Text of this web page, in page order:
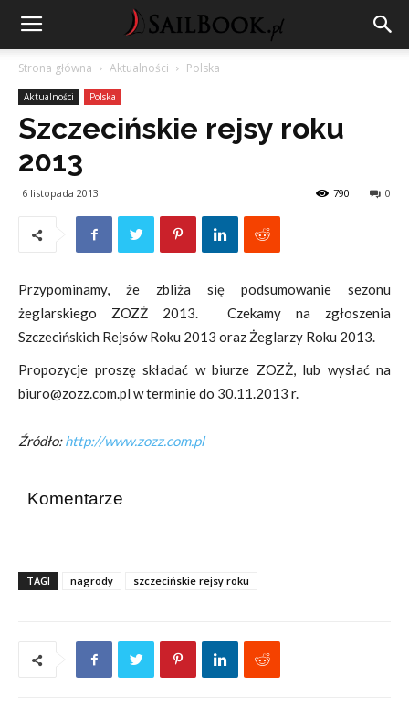
Strona główna Aktualności Polska
Aktualności Polska
Szczecińskie rejsy roku
2013
6 listopada 2013 0
790
Przypominamy, że zbliża się podsumowanie sezonu
żeglarskiego ZOZŻ 2013. Czekamy na zgłoszenia
Szczecińskich Rejsów Roku 2013 oraz Żeglarzy Roku 2013.
Propozycje proszę składać w biurze ZOZŻ, lub wysłać na
biuro@zozz.com.pl w terminie do 30.11.2013 r.
Źródło:http://www.zozz.com.pl
Komentarze
TAGI nagrody szczecińskie rejsy roku